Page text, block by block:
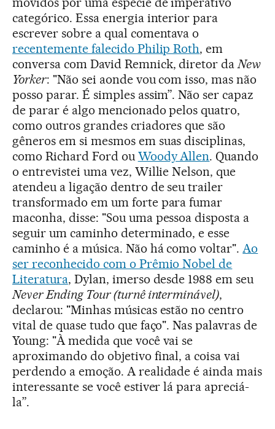
categórico. Essa energia interior para
escrever sobre a qual comentava o
recentemente falecido Philip Roth, em
conversa com David Remnick, diretor daNew
Yorker: "Não sei aonde vou com isso, mas não
posso parar. É simples assim”. Não ser capaz
de parar é algo mencionado pelos quatro,
como outros grandes criadores que são
gêneros em si mesmos em suas disciplinas,
como Richard Ford ou Woody Allen. Quando
o entrevistei uma vez, Willie Nelson, que
atendeu a ligação dentro de seu trailer
transformado em um forte para fumar
maconha, disse: "Sou uma pessoa disposta a
seguir um caminho determinado, e esse
caminho é a música. Não há como voltar".Ao
ser reconhecido com o Prêmio Nobel de
Literatura, Dylan, imerso desde 1988 em seu
Never Ending Tour (turnê interminável),
declarou: "Minhas músicas estão no centro
vital de quase tudo que faço". Nas palavras de
Young: "À medida que você vai se
aproximando do objetivo final, a coisa vai
perdendo a emoção. A realidade é ainda mais
interessante se você estiver lá para apreciá-
la”.